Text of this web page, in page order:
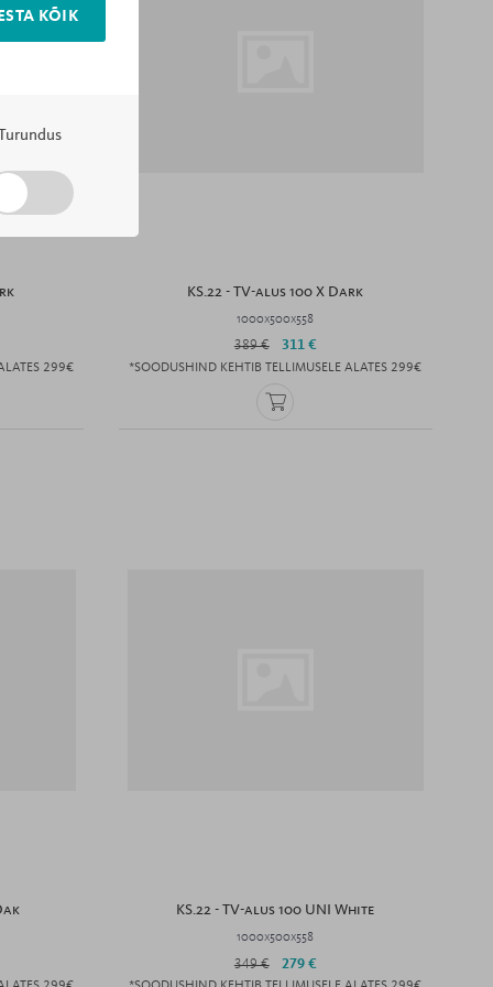
299€
KS.22 - TV-alus 100 X Dark
1000x500x558
389 € 311 €
*SOODUSHIND KEHTIB TELLIMUSELE ALATES 299€
KS.22 - TV-alus 100 UNI White
1000x500x558
349 € 279 €
KÕIK